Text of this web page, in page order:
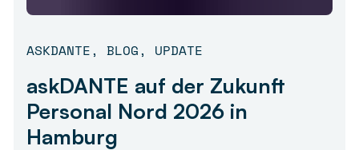
ASKDANTE, BLOG, UPDATE
askDANTE auf der Zukunft
Personal Nord 2026 in
Hamburg